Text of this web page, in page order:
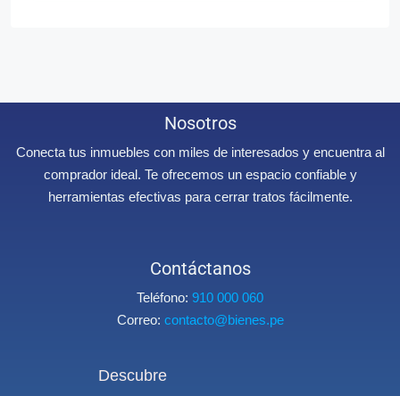
Nosotros
Conecta tus inmuebles con miles de interesados y encuentra al
comprador ideal. Te ofrecemos un espacio confiable y
herramientas efectivas para cerrar tratos fácilmente.
Contáctanos
Teléfono: 910 000 060
Correo: contacto@bienes.pe
Descubre